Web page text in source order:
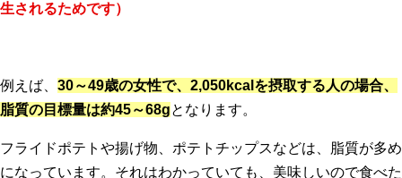
生されるためです）
例えば、 30～49歳の女性で、2,050kcalを摂取する人の場合、
脂質の目標量は約45～68gとなります。
フライドポテトや揚げ物、ポテトチップスなどは、脂質が多め
になっています。それはわかっていても、美味しいので食べた